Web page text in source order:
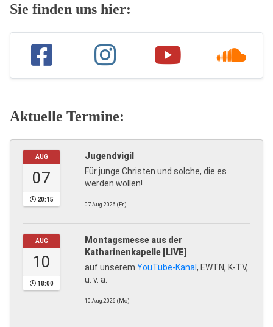
Sie finden uns hier:
Aktuelle Termine:
AUG
07
20:15
Jugendvigil
Für junge Christen und solche, die es
werden wollen!
07.Aug.2026 (Fr)
AUG
10
18:00
Montagsmesse aus der
Katharinenkapelle [LIVE]
auf unserem YouTube-Kanal, EWTN, K-TV,
u. v. a.
10.Aug.2026 (Mo)